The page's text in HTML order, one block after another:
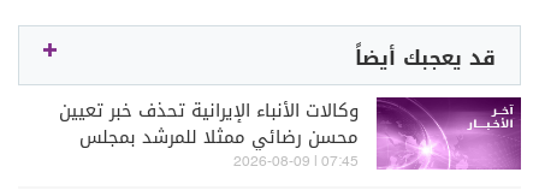
قد يعجبك أيضاً
وكالات الأنباء الإيرانية تحذف خبر تعيين
محسن رضائي ممثلا للمرشد بمجلس
الأمن القومي
07:45 | 2026-08-09